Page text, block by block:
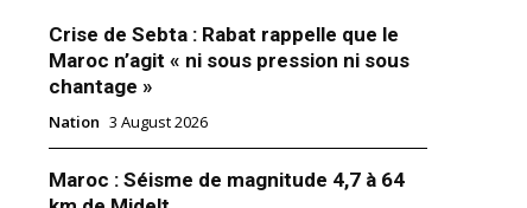
Crise de Sebta : Rabat rappelle que le
Maroc n’agit « ni sous pression ni sous
chantage »
Nation 3 August 2026
Maroc : Séisme de magnitude 4,7 à 64